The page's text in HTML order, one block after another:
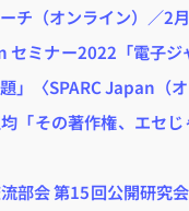
チ（オンライン）／2
セミナー2022「電子
」〈SPARC Japan（
「その著作権、エセ
部会 第15回公開研究